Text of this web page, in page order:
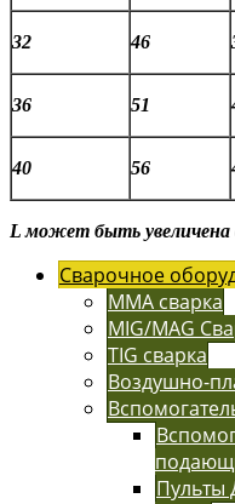
32 46
36 51
40 56
L может быть увеличена
Сварочное
MMA сварка
MIG/MAG
TIG сварка
Воздушно-
Пульты